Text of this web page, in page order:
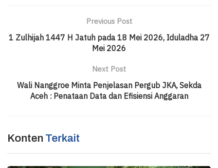
Previous Post
1 Zulhijah 1447 H Jatuh pada 18 Mei 2026, Iduladha 27
Mei 2026
Next Post
Wali Nanggroe Minta Penjelasan Pergub JKA, Sekda
Aceh : Penataan Data dan Efisiensi Anggaran
Konten Terkait